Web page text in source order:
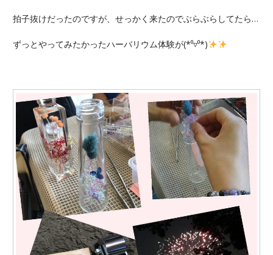
拍子抜けだったのですが、せっかく来たのでぶらぶらしてたら…
ずっとやってみたかったハーバリウム体験が(*⁰▿⁰*)